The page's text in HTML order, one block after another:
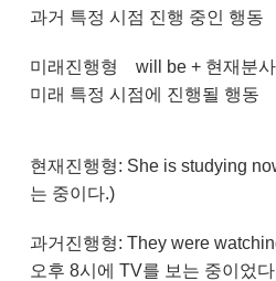
과거 특정 시점 진행 중인 행동
미래진행형
will be + 현재분사
미래 특정 시점에 진행될 행동
현재진행형: She is studying
는 중이다.)
과거진행형: They were
오후 8시에 TV를 보는 중이었